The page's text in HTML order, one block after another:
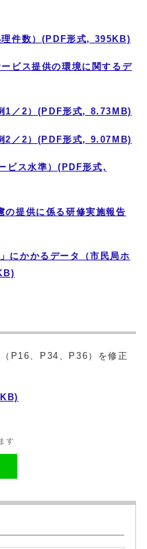
件数）(PDF形式, 395KB)
ビス提供の環境に関するデ
1／2）(PDF形式, 8.73MB)
2／2）(PDF形式, 9.07MB)
ビス水準）(PDF形式,
の提供に係る研修実施報告
にかかるデータ（市民局ホ
P16、P34、P36）を修正
す